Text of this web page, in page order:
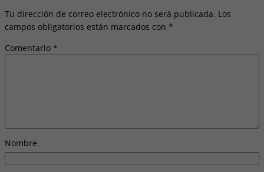
Tu dirección de correo electrónico no será publicada. Los
campos obligatorios están marcados con *
Comentario *
Nombre